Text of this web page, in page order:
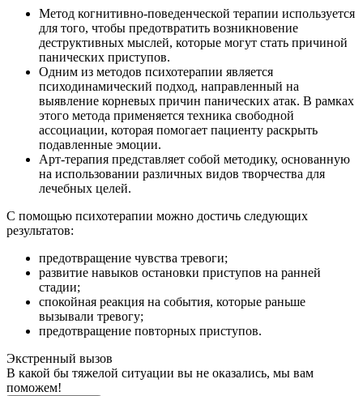
Метод когнитивно-поведенческой терапии используется
для того, чтобы предотвратить возникновение
деструктивных мыслей, которые могут стать причиной
панических приступов.
Одним из методов психотерапии является
психодинамический подход, направленный на
выявление корневых причин панических атак. В рамках
этого метода применяется техника свободной
ассоциации, которая помогает пациенту раскрыть
подавленные эмоции.
Арт-терапия представляет собой методику, основанную
на использовании различных видов творчества для
лечебных целей.
С помощью психотерапии можно достичь следующих
результатов:
предотвращение чувства тревоги;
развитие навыков остановки приступов на ранней
стадии;
спокойная реакция на события, которые раньше
вызывали тревогу;
предотвращение повторных приступов.
Экстренный вызов
В какой бы тяжелой ситуации вы не оказались, мы вам
поможем!